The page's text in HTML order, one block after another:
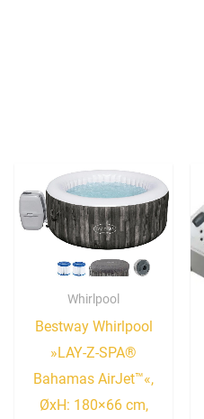
Whirlpool
Bestway Whirlpool
»LAY-Z-SPA®
Bahamas AirJet™«,
ØxH: 180×66 cm,